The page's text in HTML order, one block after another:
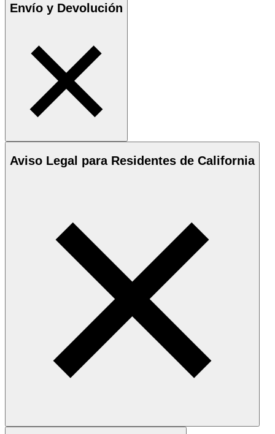
Envío y Devolución
Aviso Legal para Residentes de California